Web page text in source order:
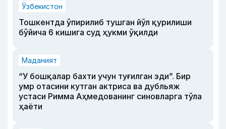
Ўзбекистон
Тошкентда ўпирилиб тушган йўл қурилиши
бўйича 6 кишига суд ҳукми ўқилди
Маданият
“У бошқалар бахти учун туғилган эди”. Бир
умр отасини кутган актриса ва дубльяж
устаси Римма Аҳмедованинг синовларга тўла
ҳаёти